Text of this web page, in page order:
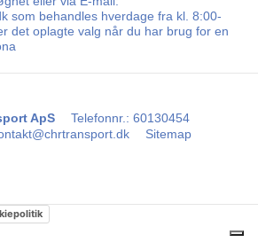
som behandles hverdage fra kl. 8:00-
det oplagte valg når du har brug for en
ApS Telefonnr.: 60130454
Sitemap